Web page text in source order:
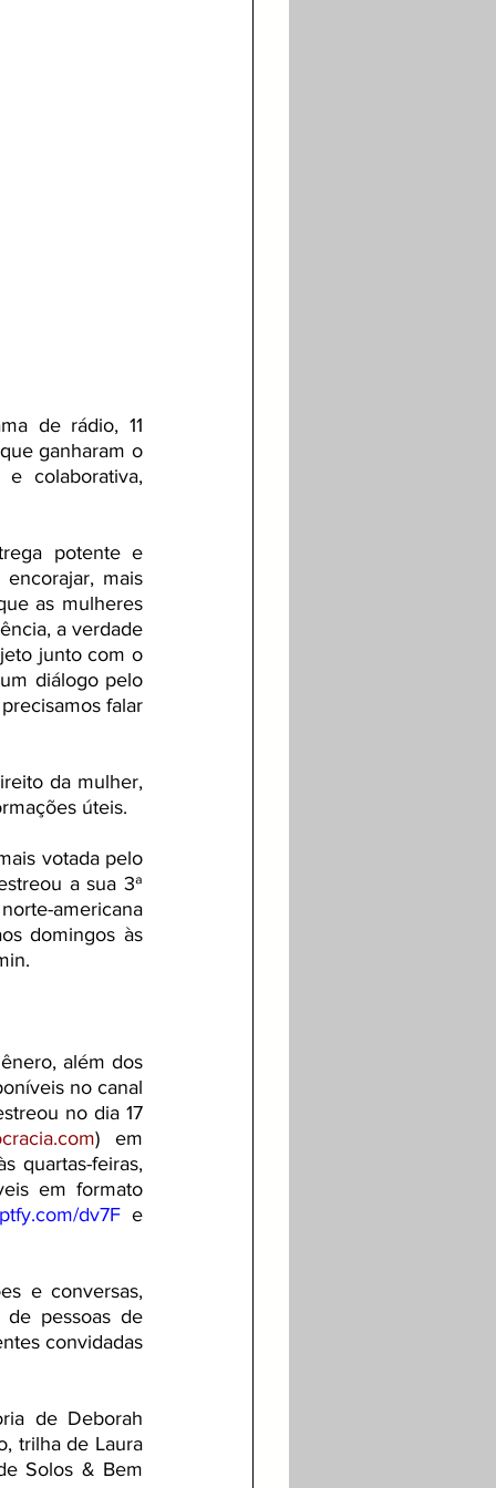
de rádio, 11
ganharam o
e colaborativa,
potente e
mais
as mulheres
a verdade
junto com o
diálogo pelo
falar
úteis.
votada pelo
a sua 3ª
americana
domingos às
além dos
no canal
no dia 17
) em
quartas-feiras,
em formato
dv7F e
e conversas,
pessoas de
convidadas
de Deborah
trilha de Laura
Solos & Bem